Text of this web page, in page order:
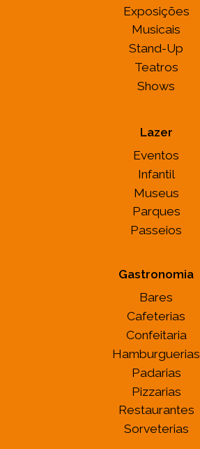
Exposições
Musicais
Stand-Up
Teatros
Shows
Lazer
Eventos
Infantil
Museus
Parques
Passeios
Gastronomia
Bares
Cafeterias
Confeitaria
Hamburguerias
Padarias
Pizzarias
Restaurantes
Sorveterias